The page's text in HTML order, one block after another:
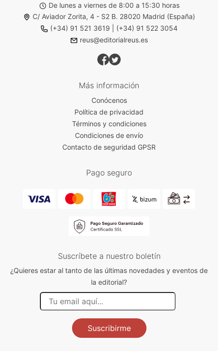
De lunes a viernes de 8:00 a 15:30 horas
C/ Aviador Zorita, 4 - S2 B. 28020 Madrid (España)
(+34) 91 521 3619
(+34) 91 522 3054
reus@editorialreus.es
Más información
Conócenos
Política de privacidad
Términos y condiciones
Condiciones de envío
Contacto de seguridad GPSR
Pago seguro
Suscríbete a nuestro boletín
¿Quieres estar al tanto de las últimas novedades y eventos de
la editorial?
Suscribirme